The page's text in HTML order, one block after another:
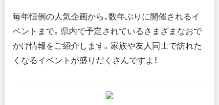
毎年恒例の人気企画から、数年ぶりに開催されるイ
ベントまで。県内で予定されているさまざまなおで
かけ情報をご紹介します。家族や友人同士で訪れた
くなるイベントが盛りだくさんですよ！